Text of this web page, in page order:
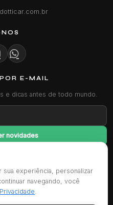
sua experiência, personalizar
navegando, você
.
E-MAIL
e dicas antes de todo mundo.
novidades